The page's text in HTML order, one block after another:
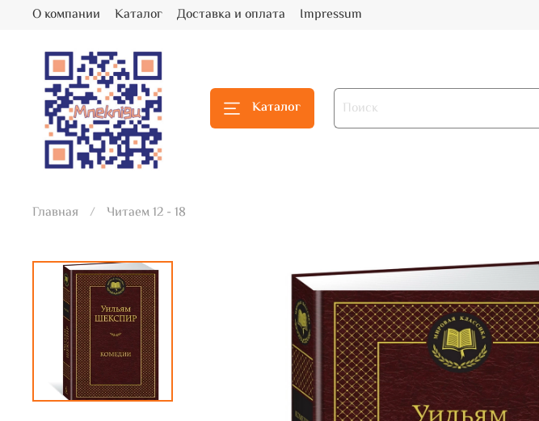
О компании Каталог Доставка и оплата Impressum
Каталог
Главная Читаем 12 - 18